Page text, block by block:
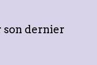
son dernier